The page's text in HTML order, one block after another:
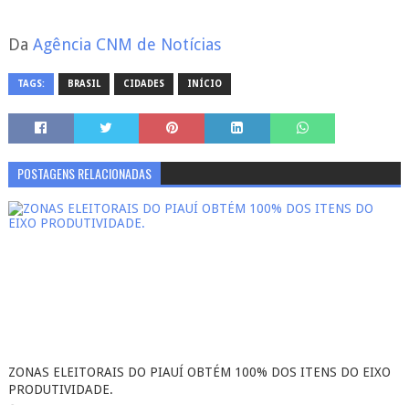
Da Agência CNM de Notícias
TAGS: BRASIL CIDADES INÍCIO
POSTAGENS RELACIONADAS
ZONAS ELEITORAIS DO PIAUÍ OBTÉM 100% DOS ITENS DO EIXO
PRODUTIVIDADE.